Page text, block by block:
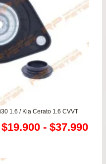
1.6 / Kia Cerato 1.6 CVVT
$19.900 - $37.990